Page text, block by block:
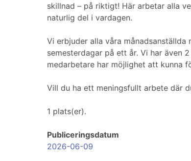
skillnad – på riktigt! Här arbetar alla
naturlig del i vardagen.
Vi erbjuder alla våra
semesterdagar på ett år. Vi har även
medarbetare har möjlighet att kunna
Vill du ha ett meningsfullt arbete där
1 plats(er).
Publiceringsdatum
2026-06-09